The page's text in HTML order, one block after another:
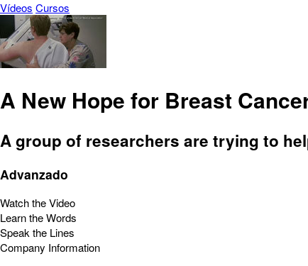
Vídeos Cursos
A New Hope for Breast
A group of researchers are trying to
Advanzado
Watch the Video
Learn the Words
Speak the Lines
Company Information